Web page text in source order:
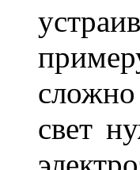
свет